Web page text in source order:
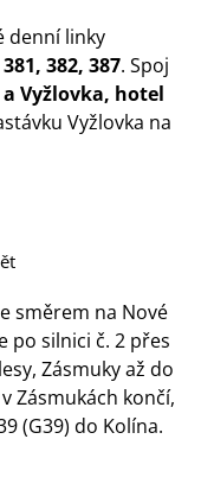
denní linky
381, 382, 387. Spoj
Vyžlovka, hotel
Vyžlovka na
směrem na Nové
po silnici č. 2 přes
Zásmuky až do
Zásmukách končí,
(G39) do Kolína.